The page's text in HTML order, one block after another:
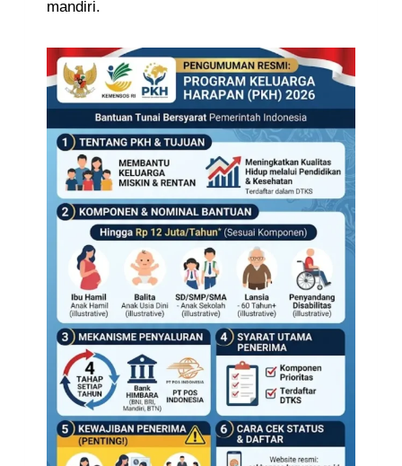
mandiri.